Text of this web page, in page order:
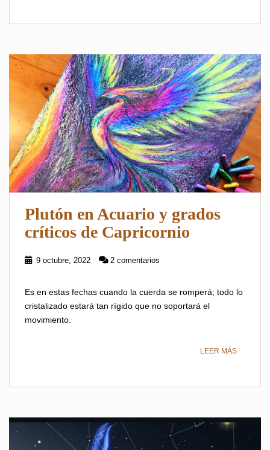
Plutón en Acuario y grados
críticos de Capricornio
9 octubre, 2022 2 comentarios
Es en estas fechas cuando la cuerda se romperá; todo lo
cristalizado estará tan rígido que no soportará el
movimiento.
LEER MÁS